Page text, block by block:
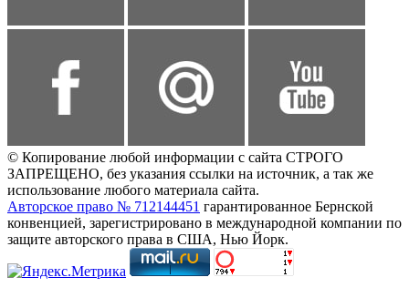
© Копирование любой информации с сайта СТРОГО
ЗАПРЕЩЕНО, без указания ссылки на источник, а так же
использование любого материала сайта.
Авторское право № 712144451 гарантированное Бернской
конвенцией, зарегистрировано в международной компании по
защите авторского права в США, Нью Йорк.